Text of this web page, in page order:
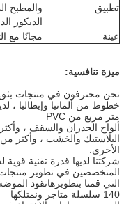
تطبيق
والمطبخ
الديكور
عينة
مجانًا مع
ميزة تنافسية:
نحن محترفون في منتجات بثق PVC لأكثر من 10 سنوات.مع إنتاج متقدم
متر مربع من PVC
الأخرى.
شركتنا لديها قدرة تقنية قوية.لدينا أكثر
المتخصصين في تطوير منتجات
التي قمنا بتطويرهاتقود الموضة
140 سلسلة متاجر ونمتلكها